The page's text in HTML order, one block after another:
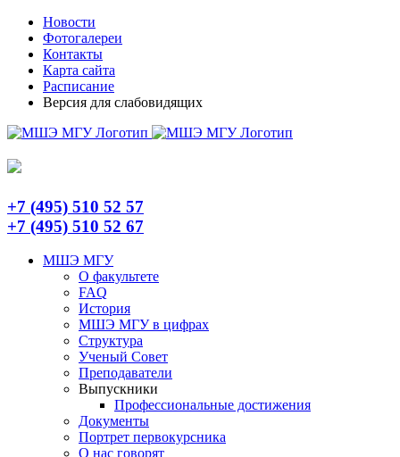
Skip
content
TelegramНовости
Фотогалереи
Контакты
Карта сайта
Расписание
Версия для слабовидящих
+7 (495) 510 52 57
+7 (495) 510 52 67
МШЭ МГУ
О факультете
FAQ
История
МШЭ МГУ в цифрах
Структура
Ученый Совет
Преподаватели
Выпускники
Профессиональные достижения
Документы
Портрет первокурсника
О нас говорят